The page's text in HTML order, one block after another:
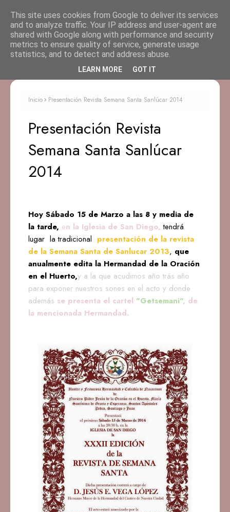
Inicio Presentación Revista Semana Santa Sanlúcar 2014
Presentación Revista
Semana Santa Sanlúcar
2014
Hoy Sábado 15 de Marzo a las 8 y media de
la tarde, en la Iglesia de San Diego, tendrá
lugar la tradicional presentación de la revista
de la Semana Santa de Sanlucar 2013, que
anualmente edita la Hermandad de la Oración
en el Huerto,y a la que acudimos año trás año
para exponer nuestros sones en el acto y donde
además se presenta el cartel "Getsemani", de
la mencionada Hermandad.
This site uses cookies from Google to deliver its services
and to analyze traffic. Your IP address and user-agent are
shared with Google along with performance and security
metrics to ensure quality of service, generate usage
statistics, and to detect and address abuse.
LEARN MORE GOT IT